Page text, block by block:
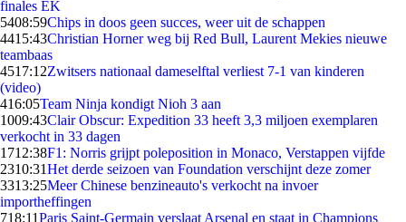
finales EK
5408:59Chips in doos geen succes, weer uit de schappen
4415:43Christian Horner weg bij Red Bull, Laurent Mekies nieuwe
teambaas
4517:12Zwitsers nationaal dameselftal verliest 7-1 van kinderen
(video)
416:05Team Ninja kondigt Nioh 3 aan
1009:43Clair Obscur: Expedition 33 heeft 3,3 miljoen exemplaren
verkocht in 33 dagen
1712:38F1: Norris grijpt poleposition in Monaco, Verstappen vijfde
2310:31Het derde seizoen van Foundation verschijnt deze zomer
3313:25Meer Chinese benzineauto's verkocht na invoer
importheffingen
718:11Paris Saint-Germain verslaat Arsenal en staat in Champions